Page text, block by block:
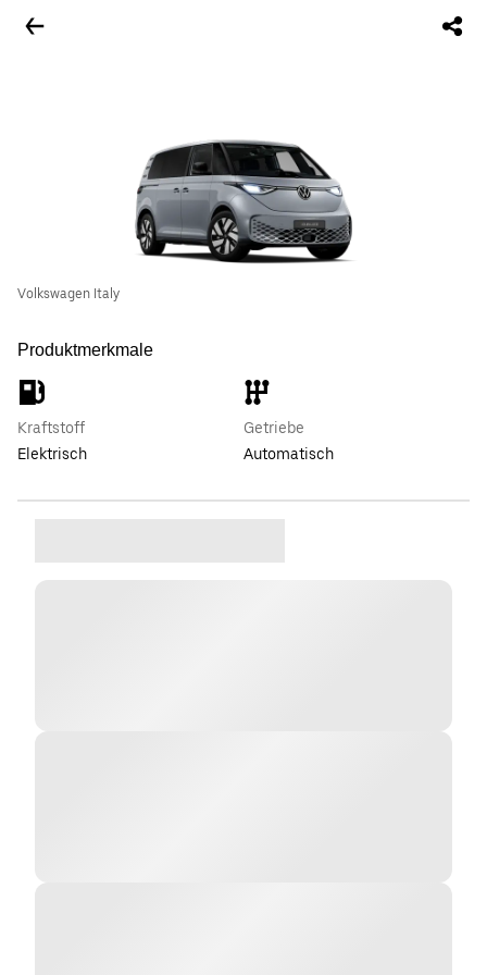
Volkswagen Italy
Produktmerkmale
Kraftstoff
Elektrisch
Getriebe
Automatisch